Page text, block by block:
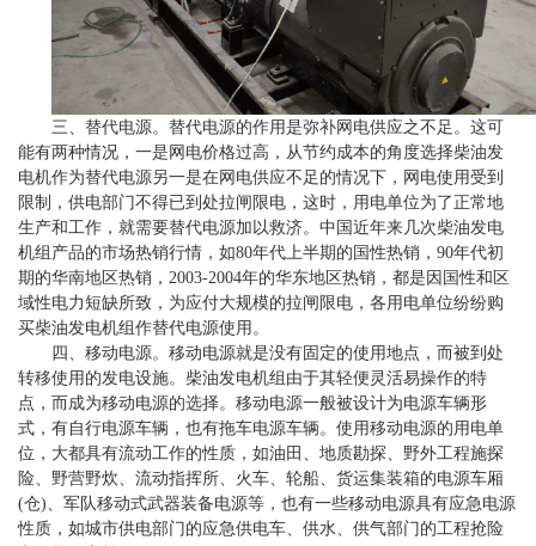
三、替代电源。替代电源的作用是弥补网电供应之不足。这可
能有两种情况，一是网电价格过高，从节约成本的角度选择柴油发
电机作为替代电源另一是在网电供应不足的情况下，网电使用受到
限制，供电部门不得已到处拉闸限电，这时，用电单位为了正常地
生产和工作，就需要替代电源加以救济。中国近年来几次柴油发电
机组产品的市场热销行情，如80年代上半期的国性热销，90年代初
期的华南地区热销，2003-2004年的华东地区热销，都是因国性和区
域性电力短缺所致，为应付大规模的拉闸限电，各用电单位纷纷购
买柴油发电机组作替代电源使用。
四、移动电源。移动电源就是没有固定的使用地点，而被到处
转移使用的发电设施。柴油发电机组由于其轻便灵活易操作的特
点，而成为移动电源的选择。移动电源一般被设计为电源车辆形
式，有自行电源车辆，也有拖车电源车辆。使用移动电源的用电单
位，大都具有流动工作的性质，如油田、地质勘探、野外工程施探
险、野营野炊、流动指挥所、火车、轮船、货运集装箱的电源车厢
(仓)、军队移动式武器装备电源等，也有一些移动电源具有应急电源
性质，如城市供电部门的应急供电车、供水、供气部门的工程抢险